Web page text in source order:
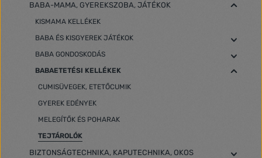
BABA-MAMA, GYEREKSZOBA, JÁTÉKOK
KISMAMA KELLÉKEK
BABA ÉS KISGYEREK JÁTÉKOK
BABA GONDOSKODÁS
BABAETETÉSI KELLÉKEK
CUMISÜVEGEK, ETETŐCUMIK
GYEREK EDÉNYEK
MELEGÍTŐK ÉS POHARAK
TEJTÁROLÓK
BIZTONSÁGTECHNIKA, KAPUTECHNIKA, OKOS